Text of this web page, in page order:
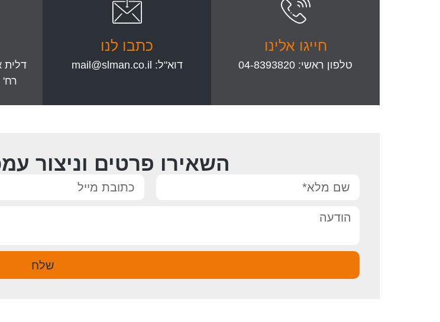
חייגו אלינו
טלפון ראשי: 04-8393820
כתבו לנו
דוא"ל: mail@slman.co.il
דלית
רח'
השאירו פרטים וניצור
שלח